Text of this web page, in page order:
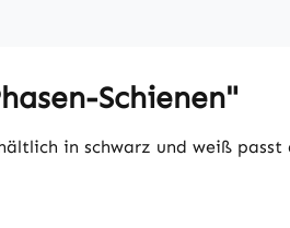
Schienen"
in schwarz und weiß